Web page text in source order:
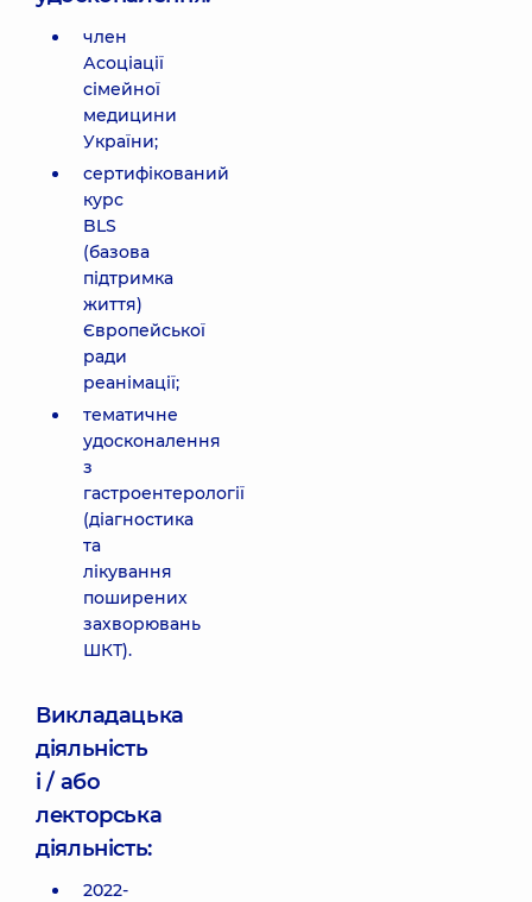
член
Асоціації
сімейної
медицини
України;
сертифікований
курс
BLS
(базова
підтримка
життя)
Європейської
ради
реанімації;
тематичне
удосконалення
з
гастроентерології
(діагностика
та
лікування
поширених
захворювань
ШКТ).
Викладацька
діяльність
і / або
лекторська
діяльність:
2022-